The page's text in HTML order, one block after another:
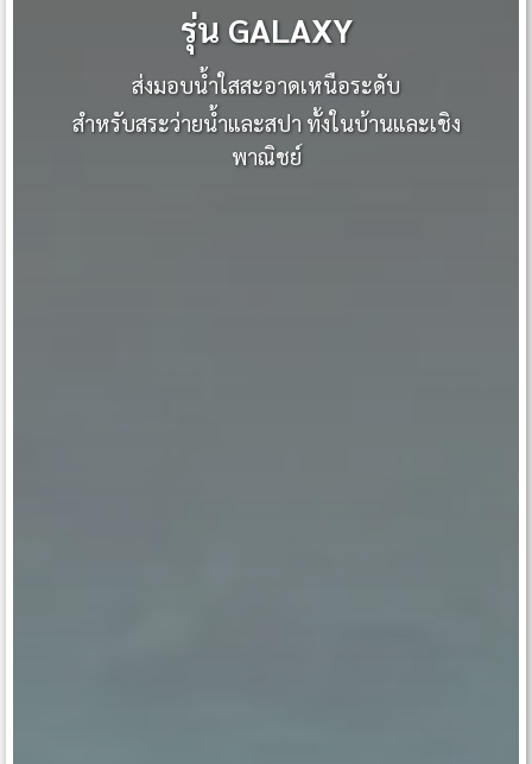
รุ่น GALAXY
ส่งมอบน้ำใสสะอาดเหนือระดับ
สำหรับสระว่ายน้ำและสปา ทั้งในบ้านและเชิง
พาณิชย์